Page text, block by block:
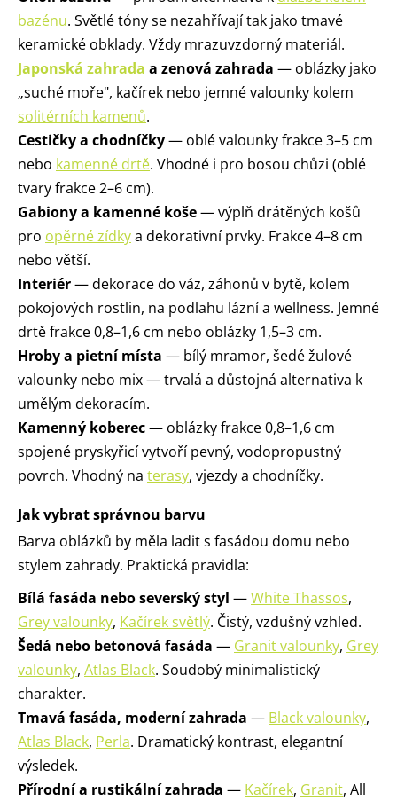
bazénu. Světlé tóny se nezahřívají tak jako tmavé
keramické obklady. Vždy mrazuvzdorný materiál.
Japonská zahrada a zenová zahrada — oblázky jako
„suché moře", kačírek nebo jemné valounky kolem
solitérních kamenů.
Cestičky a chodníčky— oblé valounky frakce 3–5 cm
nebo kamenné drtě. Vhodné i pro bosou chůzi (oblé
tvary frakce 2–6 cm).
Gabiony a kamenné koše— výplň drátěných košů
pro opěrné zídkya dekorativní prvky. Frakce 4–8 cm
nebo větší.
Interiér— dekorace do váz, záhonů v bytě, kolem
pokojových rostlin, na podlahu lázní a wellness. Jemné
drtě frakce 0,8–1,6 cm nebo oblázky 1,5–3 cm.
Hroby a pietní místa — bílý mramor, šedé žulové
valounky nebo mix — trvalá a důstojná alternativa k
umělým dekoracím.
Kamenný koberec— oblázky frakce 0,8–1,6 cm
spojené pryskyřicí vytvoří pevný, vodopropustný
povrch. Vhodný na terasy, vjezdy a chodníčky.
Jak vybrat správnou barvu
Barva oblázků by měla ladit s fasádou domu nebo
stylem zahrady. Praktická pravidla:
Bílá fasáda nebo severský styl —White Thassos,
Grey valounky, Kačírek světlý. Čistý, vzdušný vzhled.
Šedá nebo betonová fasáda — Granit valounky, Grey
valounky, Atlas Black. Soudobý minimalistický
charakter.
Tmavá fasáda, moderní zahrada — Black valounky,
Atlas Black, Perla. Dramatický kontrast, elegantní
výsledek.
Přírodní a rustikální zahrada — Kačírek, Granit, All